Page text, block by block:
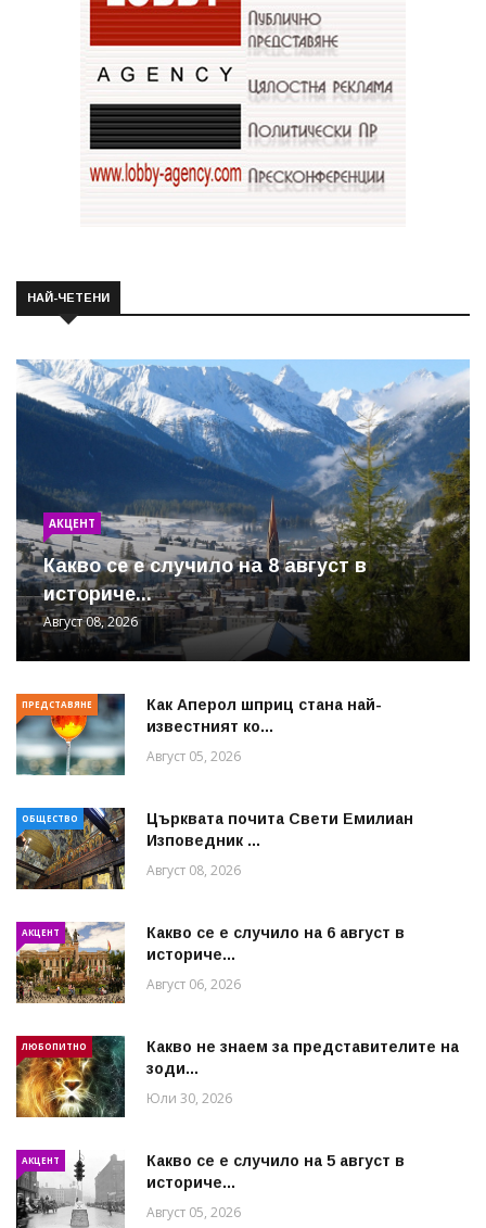
НАЙ-ЧЕТЕНИ
АКЦЕНТ
Какво се е случило на 8 август в
историче...
Август 08, 2026
ПРЕДСТАВЯНЕ
Как Аперол шприц стана най-
известният ко...
Август 05, 2026
ОБЩЕСТВО
Църквата почита Свeти Емилиан
Изповедник ...
Август 08, 2026
АКЦЕНТ
Какво се е случило на 6 август в
историче...
Август 06, 2026
ЛЮБОПИТНО
Какво не знаем за представителите на
зоди...
Юли 30, 2026
АКЦЕНТ
Какво се е случило на 5 август в
историче...
Август 05, 2026